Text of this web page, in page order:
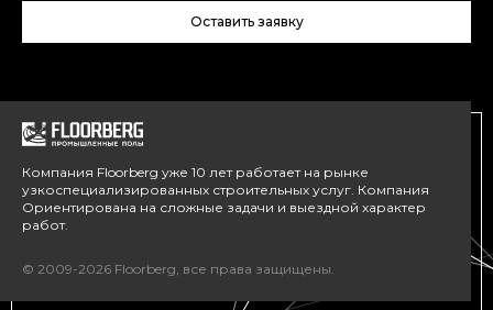
Компания Floorberg уже 10 лет работает на рынке
узкоспециализированных строительных услуг. Компания
Ориентирована на сложные задачи и выездной характер
работ.
© 2009-2026 Floorberg, все права защищены.
Оставить заявку